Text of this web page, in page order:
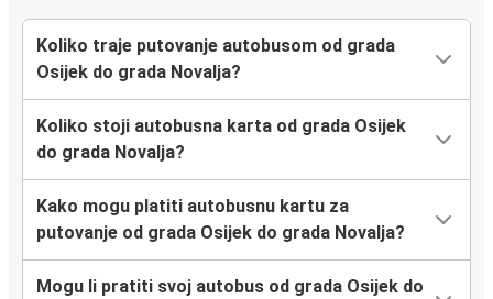
Koliko traje putovanje autobusom od grada
Osijek do grada Novalja?
Koliko stoji autobusna karta od grada Osijek
do grada Novalja?
Kako mogu platiti autobusnu kartu za
putovanje od grada Osijek do grada Novalja?
Mogu li pratiti svoj autobus od grada Osijek do